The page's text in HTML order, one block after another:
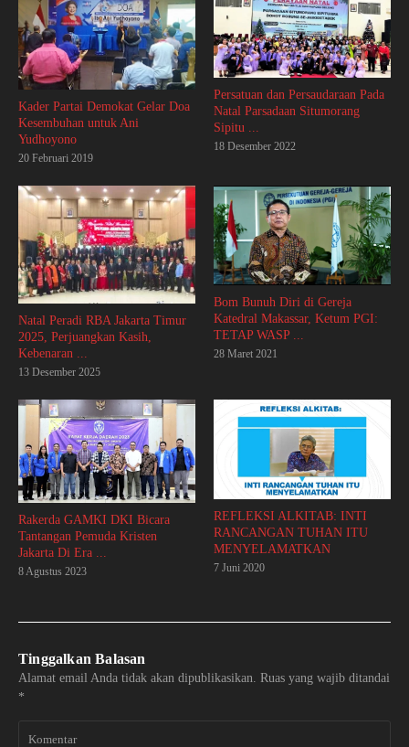
Kader Partai Demokat Gelar Doa
Kesembuhan untuk Ani
Yudhoyono
20 Februari 2019
Persatuan dan Persaudaraan Pada
Natal Parsadaan Situmorang
Sipitu ...
18 Desember 2022
Natal Peradi RBA Jakarta Timur
2025, Perjuangkan Kasih,
Kebenaran ...
13 Desember 2025
Bom Bunuh Diri di Gereja
Katedral Makassar, Ketum PGI:
TETAP WASP ...
28 Maret 2021
Rakerda GAMKI DKI Bicara
Tantangan Pemuda Kristen
Jakarta Di Era ...
8 Agustus 2023
REFLEKSI ALKITAB: INTI
RANCANGAN TUHAN ITU
MENYELAMATKAN
7 Juni 2020
Tinggalkan Balasan
Alamat email Anda tidak akan dipublikasikan. Ruas yang wajib ditandai
*